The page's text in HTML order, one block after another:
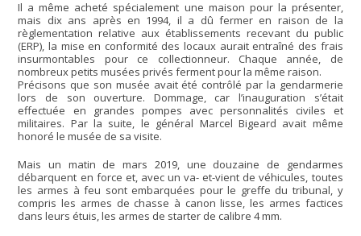
Il a même acheté spécialement une maison pour la présenter,
mais dix ans après en 1994, il a dû fermer en raison de la
règlementation relative aux établissements recevant du public
(ERP), la mise en conformité des locaux aurait entraîné des frais
insurmontables pour ce collectionneur. Chaque année, de
nombreux petits musées privés ferment pour la même raison.
Précisons que son musée avait été contrôlé par la gendarmerie
lors de son ouverture. Dommage, car l’inauguration s’était
effectuée en grandes pompes avec personnalités civiles et
militaires. Par la suite, le général Marcel Bigeard avait même
honoré le musée de sa visite.
Mais un matin de mars 2019, une douzaine de gendarmes
débarquent en force et, avec un va- et-vient de véhicules, toutes
les armes à feu sont embarquées pour le greffe du tribunal, y
compris les armes de chasse à canon lisse, les armes factices
dans leurs étuis, les armes de starter de calibre 4 mm.